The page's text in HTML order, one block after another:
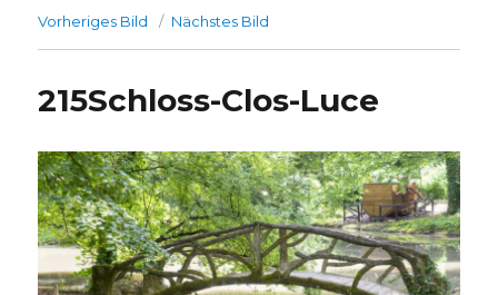
Vorheriges Bild Nächstes Bild
215Schloss-Clos-Luce